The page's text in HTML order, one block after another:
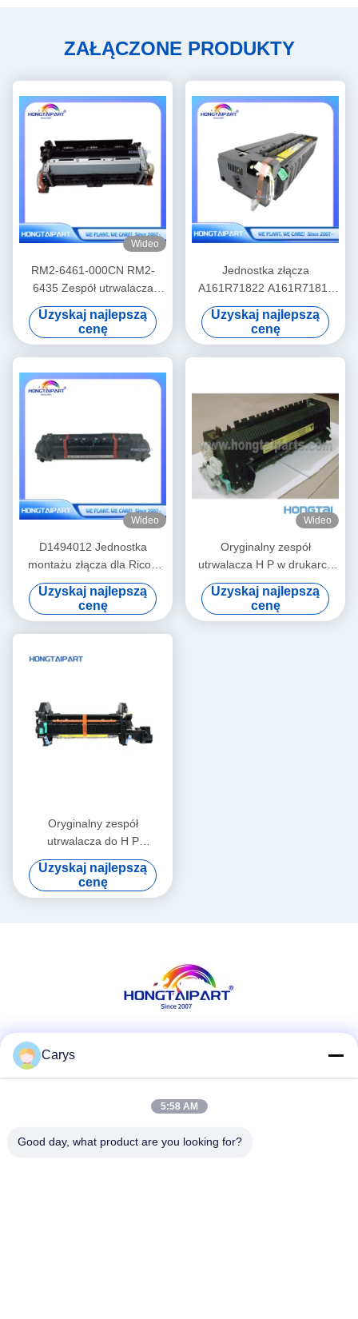
ZAŁĄCZONE PRODUKTY
Wideo
RM2-6461-000CN RM2-
6435 Zespół utrwalacza
(fuser) do drukarki HP Color
LaserJet Pro M452nw MFP
M477f
Uzyskaj najlepszą
cenę
Jednostka złącza
A161R71822 A161R71811
dla Konica Minolta 224 284
364 C224 C284 C364
Uzyskaj najlepszą
cenę
Wideo
D1494012 Jednostka
montażu złącza dla Ricoh
MP C4503
Uzyskaj najlepszą
cenę
Wideo
Oryginalny zespół
utrwalacza H P w drukarce
1500 2500 2550 2820 2840
RM1-3525
Uzyskaj najlepszą
cenę
Oryginalny zespół
utrwalacza do H P
CP4025dn CP4525N M680z
M651dn CM4540 zestaw
utrwalacza 110 V/220 V
Uzyskaj najlepszą
cenę
Carys
5:58 AM
Good day, what product are you looking for?